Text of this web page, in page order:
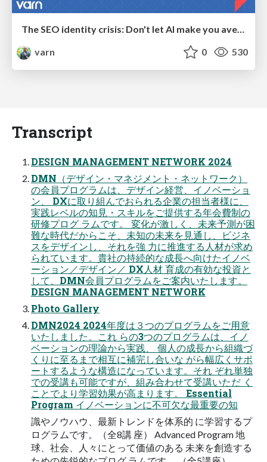
The SEO identity crisis: Don't let AI make you average
varn
0 530
Transcript
DESIGN MANAGEMENT NETWORK 2024
DMN（デザイン・マネジメント・ネットワーク）
の会員プログラムは、デザイン経営、イノベーショ
ン、 DXに取り組んでおられる企業の担当者様に、
実践レベルの知⾒・スキルをご提供する年会費制の
研修プログ ラムです。 変化が激しく、未来予測が困
難な時代だからこそ、未知の未来を⾒通し、ビジネ
スをデザインし、それを強 ⼒に推進する⼈材が求め
られています。貴社の持続的な成⻑へ向けたイノベ
ーション／デザイン／ DX⼈材 育成の有効な投資と
して、DMN会員プログラムをご案内いたします。
DESIGN MANAGEMENT NETWORK
Photo Gallery
DMN2024 2024年度は３つのプログラムをご⽤意
いたしました。これ らの3つのプログラムは、イノ
ベーションの理論から実践、 個⼈の成⻑から組織づ
くりに⾄るまで相互に補完し合いな がら幅広くサポ
ートするような構造になっています。それ ぞれ単独
での受講も可能ですが、組み合わせて受講いただ く
ことでより学習効果が⾼まります。 Essential
Program イノベーションに不可⽋な最重要の知
識やノウハウ、最新トレンドを体系的 に学習するプ
ログラムです。（全8講 座） Advanced Program 地
球、社会、⼈々にとって価値のある 未来を創造する